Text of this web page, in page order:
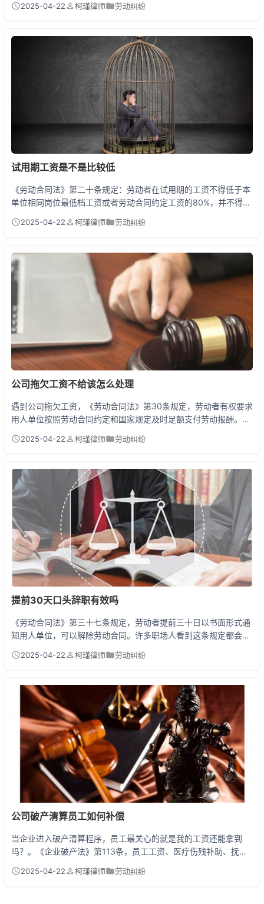
广东规定3日内结清、北京要求离职当天结算、上海则允许5天内完
违反法律最低标准，也影响实际支付时间。 离职拿不到工资？手把
手教你应对 小张上个月提了辞职，结果老板说「下个...
2025-04-22 柯瑾律师 劳动纠纷
试用期工资是不是比较低
《劳动合同法》第二十条规定：劳动者在试用期的工资不得低于本
单位相同岗位最低档工资或者劳动合同约定工资的80%，并不得低
于用人单位所在地的最低工资标准。换句话说，试用期工资可以打
折，但打折有底线！企业既不能低于当地最低工资，也不能低于正
少要给8000元（且不低于上海2690元最低工资）。所以严格来
说，试用期工资相对较低是合法的，但绝对过...
2025-04-22 柯瑾律师 劳动纠纷
公司拖欠工资不给该怎么处理
遇到公司拖欠工资，《劳动合同法》第30条规定，劳动者有权要求
用人单位按照劳动合同约定和国家规定及时足额支付劳动报酬。公
向当地劳动监察大队投诉，或向劳动争议仲裁委员会申请仲裁。若
南：被欠薪的正确打开方式 最近有个外卖小哥来咨询，说公司已经
3个月没发工资，老板天天画大饼说下个月一定发。...
2025-04-22 柯瑾律师 劳动纠纷
提前30天口头辞职有效吗
《劳动合同法》第三十七条规定，劳动者提前三十日以书面形式通
知用人单位，可以解除劳动合同。许多职场人看到这条规定都会疑
分情况讨论——用人单位明确接受口头辞职，且能提供录音、聊天
举证困难。法律更建议采用书面形式保障权益，但现实中确实存在
大量口头辞职+事后追认的情况。 口头辞职的江湖生存指...
2025-04-22 柯瑾律师 劳动纠纷
公司破产清算员工如何补偿
当企业进入破产清算程序，员工最关心的就是我的工资还能拿到
吗？。《企业破产法》第113条，员工工资、医疗伤残补助、抚恤
排在清偿顺序第一梯队的。员工的劳动债权优先于税款和普通债
2025-04-22 柯瑾律师 劳动纠纷